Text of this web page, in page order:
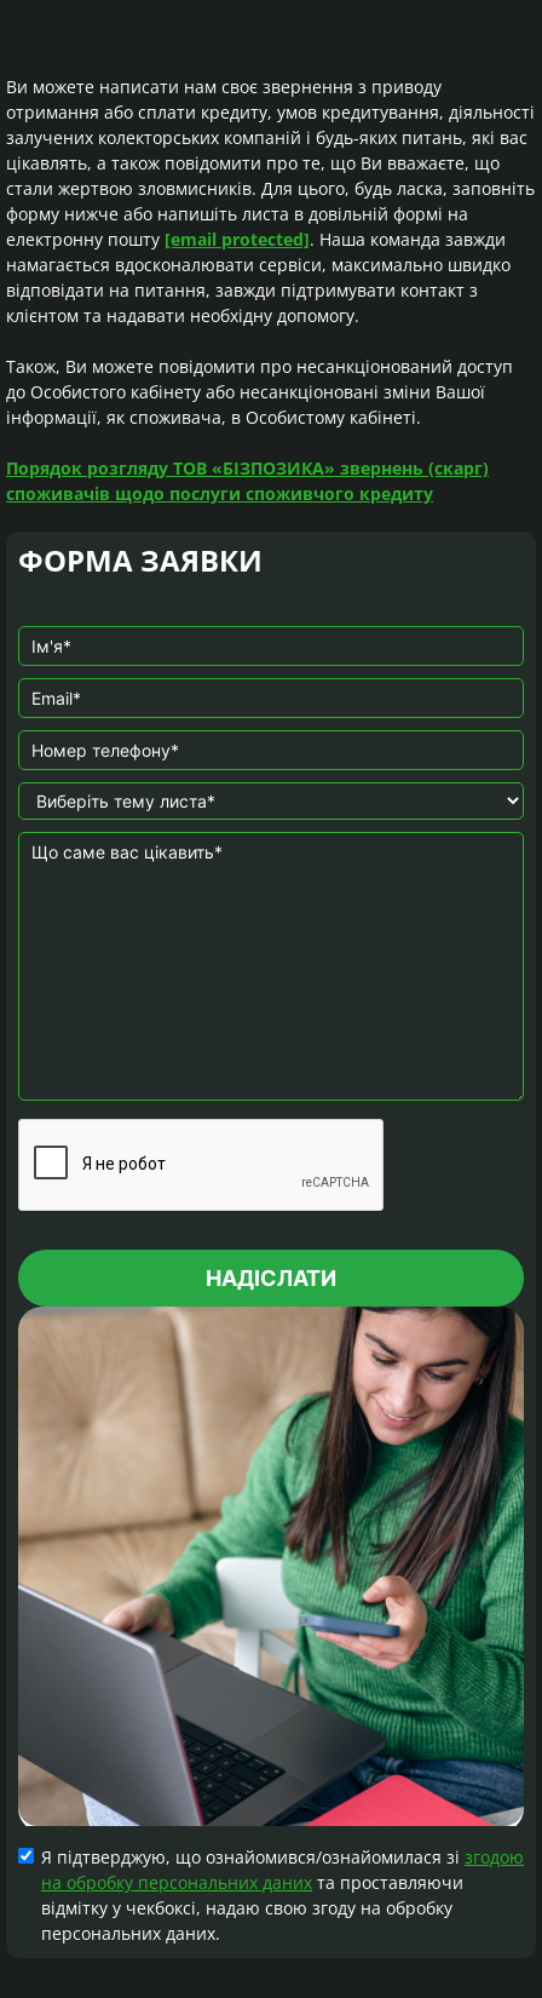
Ви можете написати нам своє звернення з приводу
отримання або сплати кредиту, умов кредитування, діяльності
залучених колекторських компаній і будь-яких питань, які вас
цікавлять, а також повідомити про те, що Ви вважаєте, що
стали жертвою зловмисників. Для цього, будь ласка, заповніть
форму нижче або напишіть листа в довільній формі на
електронну пошту [email protected]. Наша команда завжди
намагається вдосконалювати сервіси, максимально швидко
відповідати на питання, завжди підтримувати контакт з
клієнтом та надавати необхідну допомогу.
Також, Ви можете повідомити про несанкціонований доступ
до Особистого кабінету або несанкціоновані зміни Вашої
інформації, як споживача, в Особистому кабінеті.
Порядок розгляду ТОВ «БІЗПОЗИКА» звернень (скарг)
споживачів щодо послуги споживчого кредиту
ФОРМА ЗАЯВКИ
Я підтверджую, що ознайомився/ознайомилася зі згодою
на обробку персональних даних та проставляючи
відмітку у чекбоксі, надаю свою згоду на обробку
персональних даних.